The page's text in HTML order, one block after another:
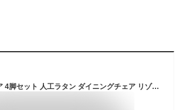
送料無料 アルミチェア 4脚セット 人工ラタン ダイニングチェア リゾートチェア ガーデンチェア ラタンチェア スタッキングチェア 会議椅子 ラウンジチェア 軽量で持ち運び簡単 ビーチチェア スタッキング アウトドア リゾート ラタン (人工) 黒 ブラック L24BK